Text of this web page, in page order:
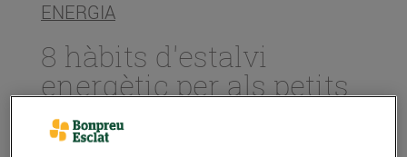
ENERGIA
8 hàbits d'estalvi
energètic per als petits
de la casa
23/d’abril/2021